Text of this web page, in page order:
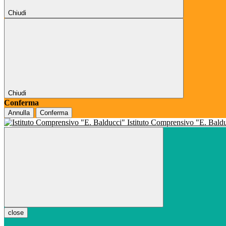
Chiudi
Chiudi
Conferma
Annulla Conferma
Istituto Comprensivo "E.
close